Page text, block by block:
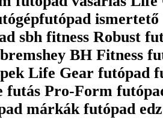
sbh fitness Robust
BH Fitness
Life Gear futópad
Pro-Form
márkák futópad